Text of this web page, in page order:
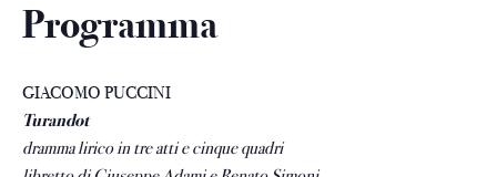
Programma
GIACOMO PUCCINI
Turandot
dramma lirico in tre atti e cinque quadri